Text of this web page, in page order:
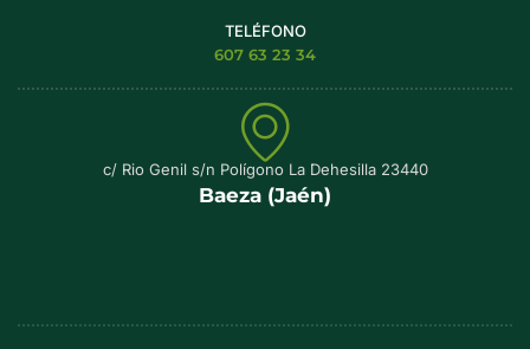
TELÉFONO
607 63 23 34
c/ Rio Genil s/n Polígono La Dehesilla 23440
Baeza (Jaén)